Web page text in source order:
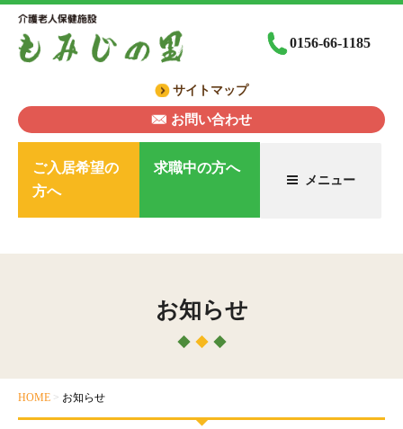
0156-66-1185
サイトマップ
お問い合わせ
ご入居希望の
方へ
求職中の方へ
メニュー
お知らせ
HOME > お知らせ